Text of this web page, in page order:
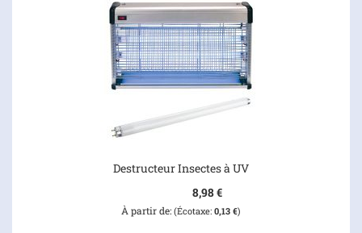
Destructeur Insectes à UV
À partir de
8,98 €
0,13 €